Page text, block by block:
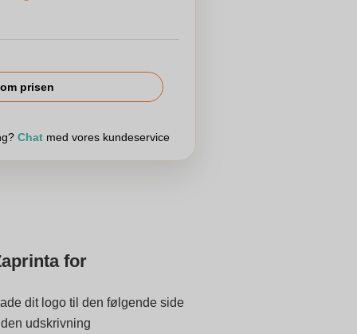
prisen
Chatmed vores kundeservice
for
dit logo til den følgende side
udskrivning